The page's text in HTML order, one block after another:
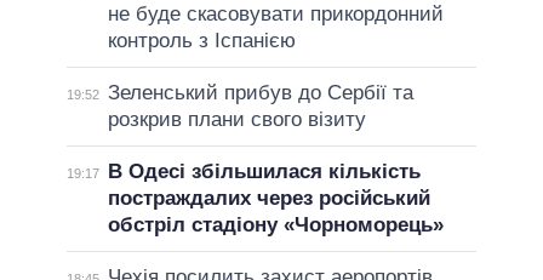
не буде скасовувати прикордонний
контроль з Іспанією
19:52 Зеленський прибув до Сербії та
розкрив плани свого візиту
19:17
В Одесі збільшилася кількість
постраждалих через російський
обстріл стадіону «Чорноморець»